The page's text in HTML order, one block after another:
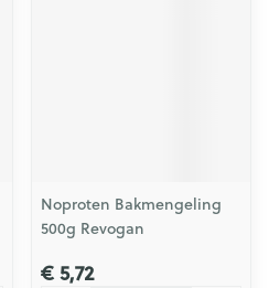
Noproten Bakmengeling
500g Revogan
€ 5,72